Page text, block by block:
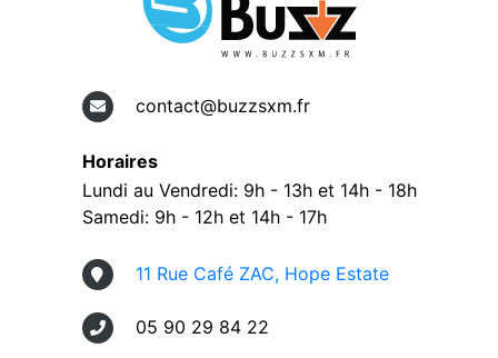
contact@buzzsxm.fr
Horaires
Lundi au Vendredi: 9h - 13h et 14h - 18h
Samedi: 9h - 12h et 14h - 17h
11 Rue Café ZAC, Hope Estate
05 90 29 84 22